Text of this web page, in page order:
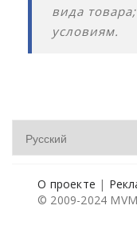
вида
условиям.
О проекте |
© 2009-2024